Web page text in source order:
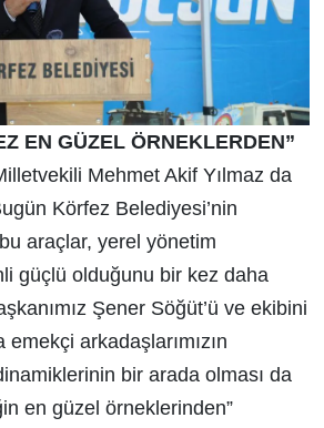
EN GÜZEL ÖRNEKLERDEN”
Mehmet Akif Yılmaz da
Körfez Belediyesi’nin
araçlar, yerel yönetim
güçlü olduğunu bir kez daha
Şener Söğüt’ü ve ekibini
emekçi arkadaşlarımızın
bir arada olması da
en güzel örneklerinden”